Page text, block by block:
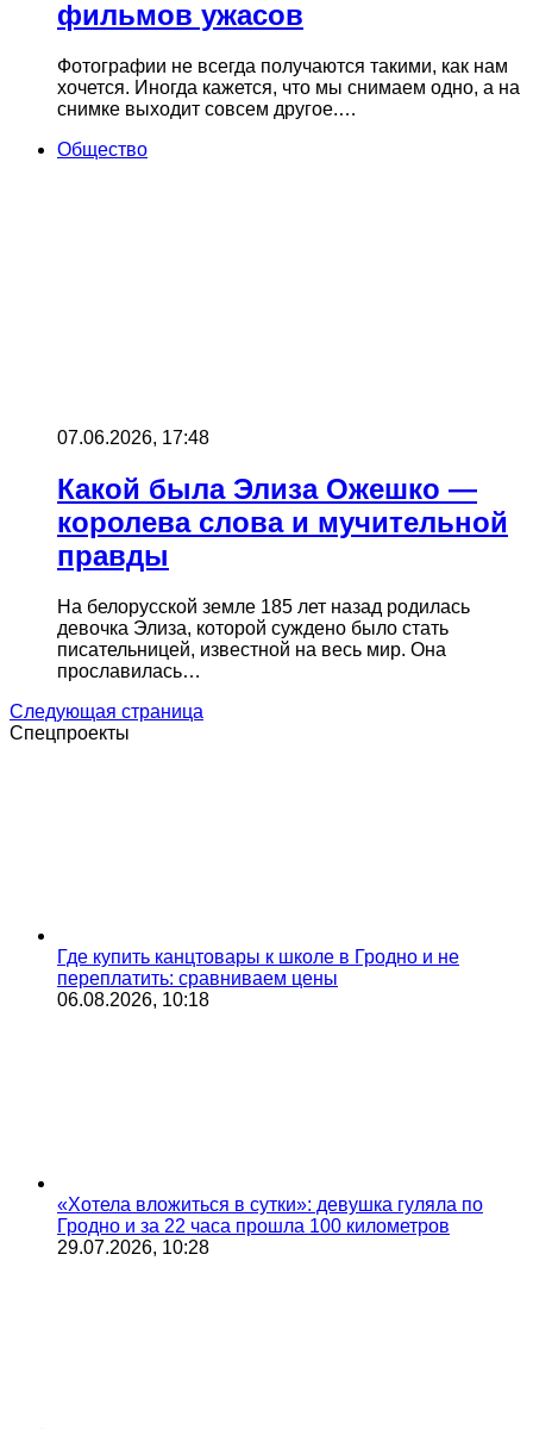
фильмов ужасов
Фотографии не всегда получаются такими, как нам
хочется. Иногда кажется, что мы снимаем одно, а на
снимке выходит совсем другое.…
Общество
07.06.2026, 17:48
Какой была Элиза Ожешко —
королева слова и мучительной
правды
На белорусской земле 185 лет назад родилась
девочка Элиза, которой суждено было стать
писательницей, известной на весь мир. Она
прославилась…
Следующая страница
Спецпроекты
Где купить канцтовары к школе в Гродно и не
переплатить: сравниваем цены
06.08.2026, 10:18
«Хотела вложиться в сутки»: девушка гуляла по
Гродно и за 22 часа прошла 100 километров
29.07.2026, 10:28